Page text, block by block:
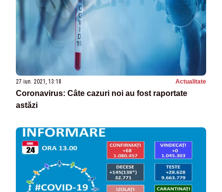
27 iun. 2021, 13:18 Actualitate
Coronavirus: Câte cazuri noi au fost raportate
astăzi